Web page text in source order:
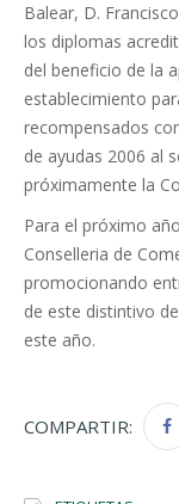
Balear, D.
los diplomas
del beneficio de la
establecimiento
recompensados
de ayudas 2006 al
próximamente la
Para el próximo
Conselleria de
promocionando
de este distintivo
este año.
COMPARTIR: